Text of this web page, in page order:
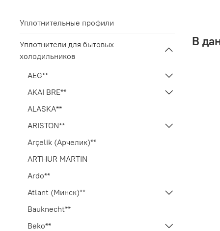
В
Уплотнительные профили
Уплотнители для бытовых
холодильников
AEG**
AKAI BRE**
ALASKA**
ARISTON**
Arçelik (Арчелик)**
ARTHUR MARTIN
Ardo**
Atlant (Минск)**
Bauknecht**
Beko**